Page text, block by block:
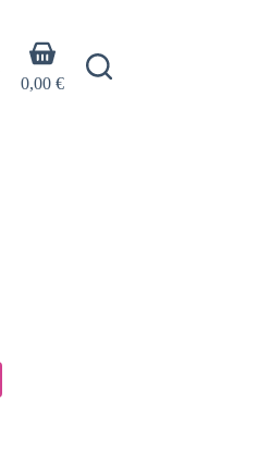
Panier
d’achat
0,00 €